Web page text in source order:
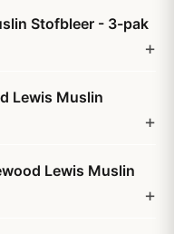
Stofbleer - 3-pak
Lewis Muslin
Lewis Muslin